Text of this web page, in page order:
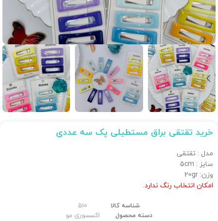
خرید تقتقی براق مستطیلی پک سه عددی
مدل : تقتقی
سایز : 5cm
وزن: 20gr
امکان انتخاب رنگ ندارد.
شناسه کالا
510
دسته محصول
اکسسوری مو